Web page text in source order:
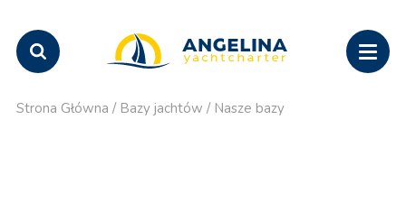
Strona Główna / Bazy jachtów / Nasze bazy